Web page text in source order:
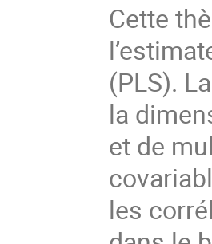
Cette
(PLS).
la
et de
les